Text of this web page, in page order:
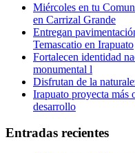
Miércoles en tu
en Carrizal Grande
Entregan
Temascatio en Irapuato
Fortalecen identidad
monumental l
Disfrutan de la
Irapuato proyecta más
desarrollo
Entradas recientes